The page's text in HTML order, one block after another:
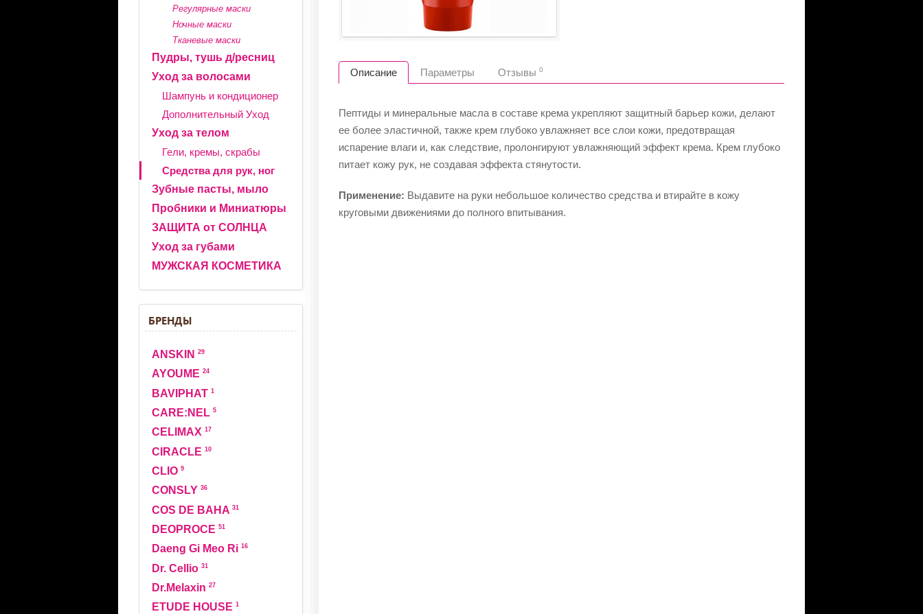
Регулярные маски
Ночные маски
Тканевые маски
Пудры, тушь д/ресниц
Уход за волосами
Шампунь и кондиционер
Дополнительный Уход
Уход за телом
Гели, кремы, скрабы
Средства для рук, ног
Зубные пасты, мыло
Пробники и Миниатюры
ЗАЩИТА от СОЛНЦА
Уход за губами
МУЖСКАЯ КОСМЕТИКА
БРЕНДЫ
ANSKIN 29
AYOUME 24
BAVIPHAT 1
CARE:NEL 5
CELIMAX 17
CIRACLE 10
CLIO 9
CONSLY 36
COS DE BAHA 31
DEOPROCE 51
Daeng Gi Meo Ri 16
Dr. Cellio 31
Dr.Melaxin 27
ETUDE HOUSE 1
Описание Параметры Отзывы 0
Пептиды и минеральные масла в составе крема укрепляют защитный барьер кожи, делают
ее более эластичной, также крем глубоко увлажняет все слои кожи, предотвращая
испарение влаги и, как следствие, пролонгируют увлажняющий эффект крема. Крем глубоко
питает кожу рук, не создавая эффекта стянутости.
Применение: Выдавите на руки небольшое количество средства и втирайте в кожу
круговыми движениями до полного впитывания.